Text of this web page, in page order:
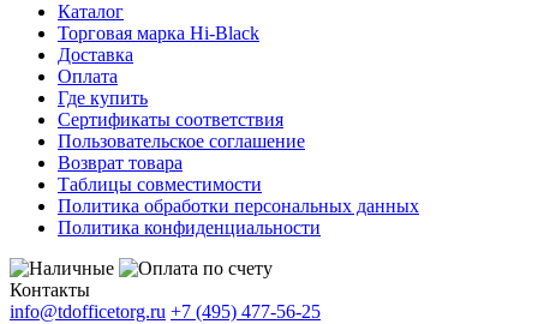
Каталог
Торговая марка Hi-Black
Доставка
Оплата
Где купить
Сертификаты соответствия
Пользовательское соглашение
Возврат товара
Таблицы совместимости
Политика обработки персональных данных
Политика конфиденциальности
Контакты
info@tdofficetorg.ru +7 (495) 477-56-25